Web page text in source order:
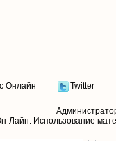
Онлайн Twitter
Лайн. Использование